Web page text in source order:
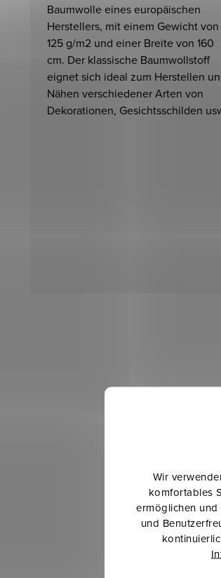
Wir
komfortables
ermöglichen
und
Baumwolle eines europäischen
Herstellers, mit einem Gewicht von
125 g/m2 und einer Breite von 160
cm. Der klassische Baumwollstoff
eignet sich ideal zum Herstellen
Nähen verschiedener Arten von
Dekorationen, Gesichtsschilden